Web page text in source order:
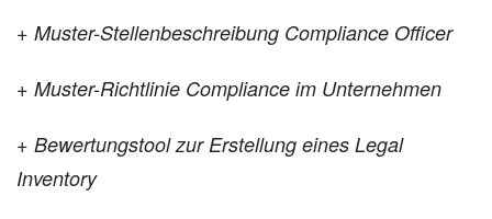
+ Muster-Stellenbeschreibung Compliance Officer
+ Muster-Richtlinie Compliance im Unternehmen
+ Bewertungstool zur Erstellung eines Legal
Inventory